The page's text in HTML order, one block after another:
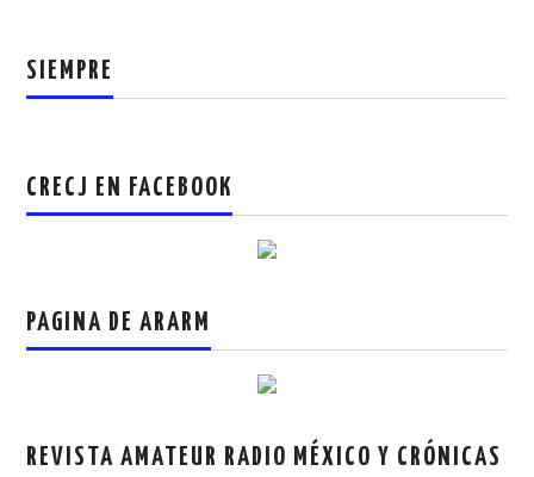
SIEMPRE
CRECJ EN FACEBOOK
PAGINA DE ARARM
REVISTA AMATEUR RADIO MÉXICO Y CRÓNICAS